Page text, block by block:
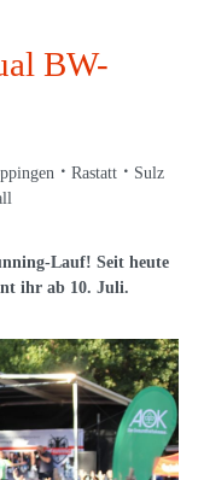
BW-
Rastatt
Sulz
Lauf! Seit heute
ihr ab 10. Juli.